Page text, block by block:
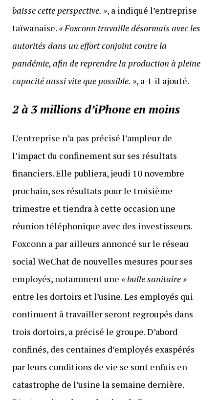
baisse cette perspective. », a indiqué l’entreprise
taïwanaise. « Foxconn travaille désormais avec les
autorités dans un effort conjoint contre la
pandémie, afin de reprendre la production à pleine
capacité aussi vite que possible. », a-t-il ajouté.
2 à 3 millions d’iPhone en moins
L’entreprise n’a pas précisé l’ampleur de
l’impact du confinement sur ses résultats
financiers. Elle publiera, jeudi 10 novembre
prochain, ses résultats pour le troisième
trimestre et tiendra à cette occasion une
réunion téléphonique avec des investisseurs.
Foxconn a par ailleurs annoncé sur le réseau
social WeChat de nouvelles mesures pour ses
employés, notamment une « bulle sanitaire »
entre les dortoirs et l’usine. Les employés qui
continuent à travailler seront regroupés dans
trois dortoirs, a précisé le groupe. D’abord
confinés, des centaines d’employés exaspérés
par leurs conditions de vie se sont enfuis en
catastrophe de l’usine la semaine dernière.